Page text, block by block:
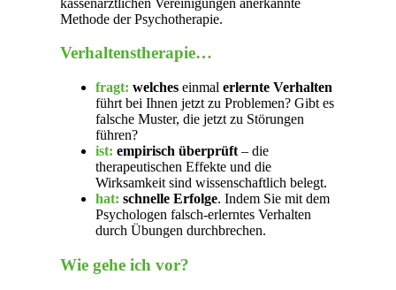
Methode der Psychotherapie.
Verhaltenstherapie…
fragt: welches einmal erlernte Verhalten
führt bei Ihnen jetzt zu Problemen? Gibt es
falsche Muster, die jetzt zu Störungen
führen?
ist: empirisch überprüft – die
therapeutischen Effekte und die
Wirksamkeit sind wissenschaftlich belegt.
hat: schnelle Erfolge. Indem Sie mit dem
Psychologen falsch-erlerntes Verhalten
durch Übungen durchbrechen.
Wie gehe ich vor?